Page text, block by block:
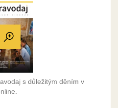
s důležitým děním v